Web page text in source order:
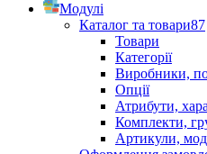
Модулі
Каталог та товари87
Товари
Категорії
Виробники,
Опції
Атрибути,
Комплекти,
Артикули,